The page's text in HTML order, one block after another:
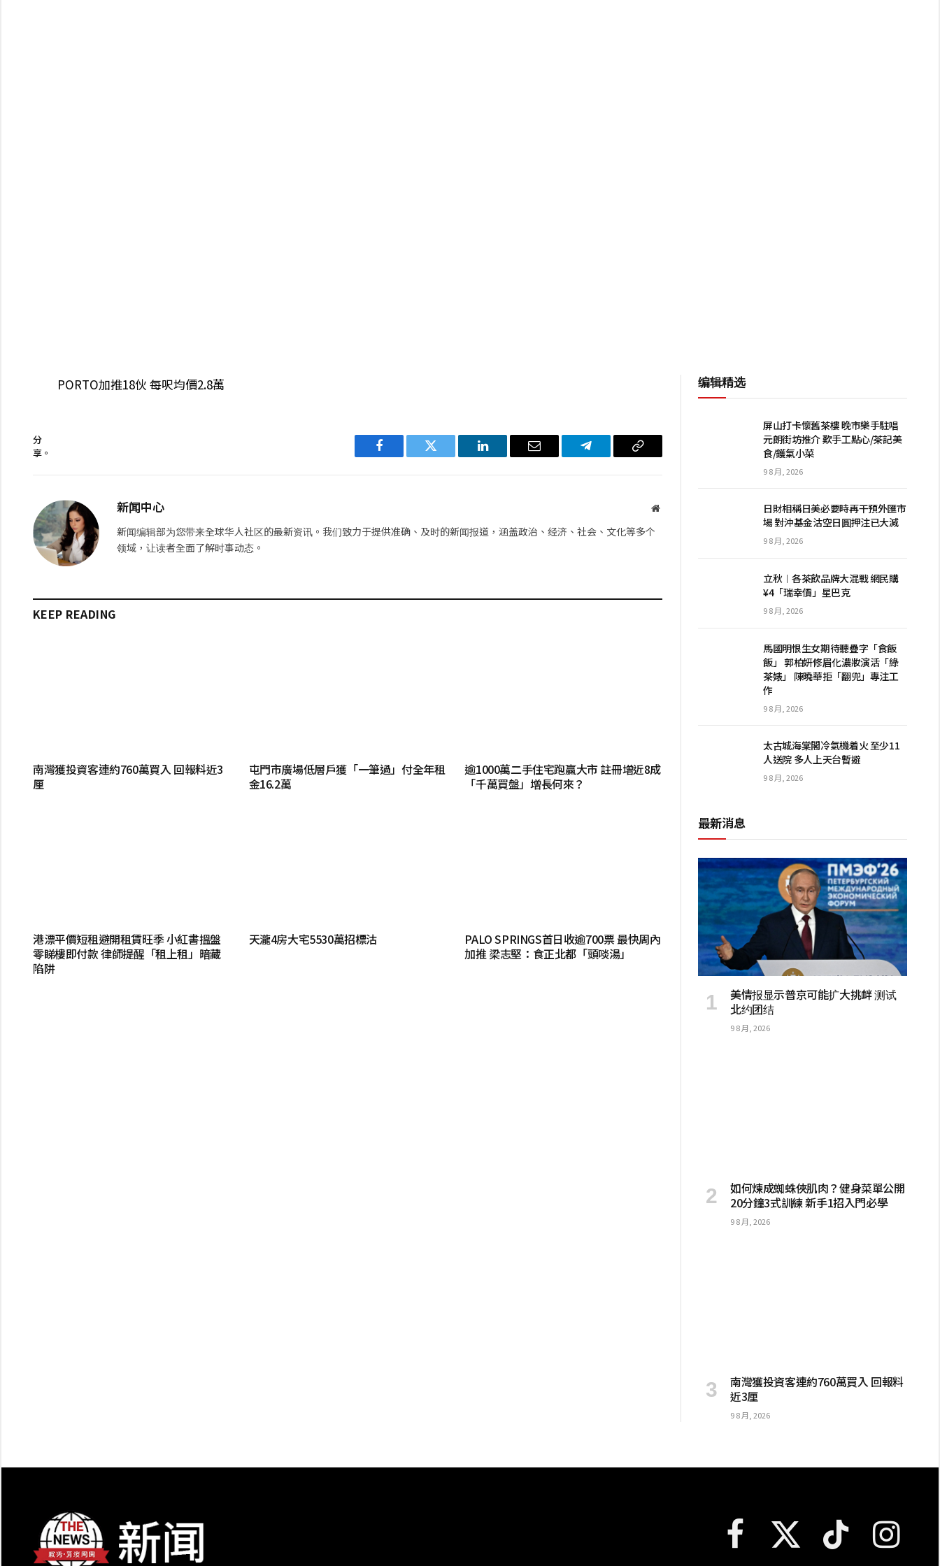
PORTO加推18伙 每呎均價2.8萬
分
享。
Facebook Twitter LinkedIn 电
Telegram 复
新闻中心
网
新闻编辑部为您带来全球华人社区的最新资讯。我们致力于提供准确、及时的新闻报道，涵盖政治、经济、社会、文化等多个
领域，让读者全面了解时事动态。
KEEP READING
南灣獲投資客連約760萬買入 回報料近3
厘
屯門市廣場低層戶獲「一筆過」付全年租
金16.2萬
逾1000萬二手住宅跑贏大市 註冊增近8成
「千萬買盤」增長何來？
港漂平價短租避開租賃旺季 小紅書搵盤
零睇樓即付款 律師提醒「租上租」暗藏
陷阱
天瀧4房大宅5530萬招標沽
PALO SPRINGS首日收逾700票 最快周內
加推 梁志堅：食正北都「頭啖湯」
编辑精选
屏山打卡懷舊茶樓 晚市樂手駐唱
元朗街坊推介 歎手工點心/茶記美
食/鑊氣小菜
9 8 月, 2026
日財相稱日美必要時再干預外匯市
場 對沖基金沽空日圓押注已大減
9 8 月, 2026
立秋︱各茶飲品牌大混戰 網民購
¥4「瑞幸價」星巴克
9 8 月, 2026
馬國明恨生女期待聽疊字「食飯
飯」 郭柏妍修眉化濃妝演活「綠
茶婊」 陳曉華拒「翻兜」專注工
作
9 8 月, 2026
太古城海棠閣冷氣機着火 至少11
人送院 多人上天台暫避
9 8 月, 2026
最新消息
美情报显示普京可能扩大挑衅 测试
北约团结
9 8 月, 2026
如何煉成蜘蛛俠肌肉？健身菜單公開
20分鐘3式訓練 新手1招入門必學
9 8 月, 2026
南灣獲投資客連約760萬買入 回報料
近3厘
9 8 月, 2026
Facebook X
TikTok Instagram